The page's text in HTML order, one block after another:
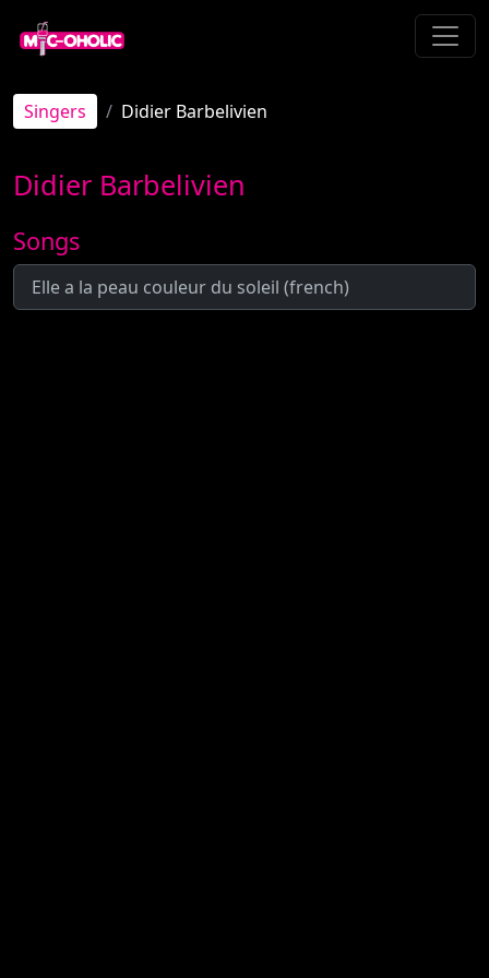
Singers Didier Barbelivien
Didier Barbelivien
Songs
Elle a la peau couleur du soleil (french)